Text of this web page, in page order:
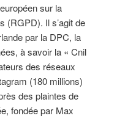
sur la
(RGPD). Il s’agit de
par la DPC, la
à savoir la « Cnil
des réseaux
(180 millions)
des plaintes de
fondée par Max